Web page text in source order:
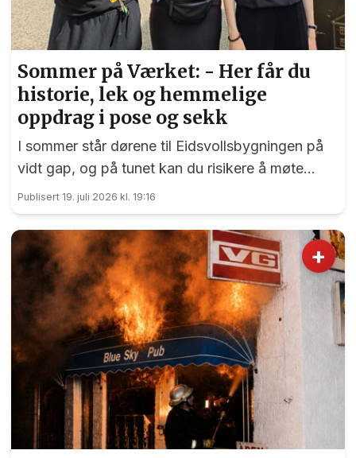
Sommer på Værket: - Her får du
historie, lek og hemmelige
oppdrag i pose og sekk
I sommer står dørene til Eidsvollsbygningen på
vidt gap, og på tunet kan du risikere å møte
blide og hjelpsomme sommervikarer som mer
enn gjerne guider deg.
Publisert 19. juli 2026 kl. 19:16
+